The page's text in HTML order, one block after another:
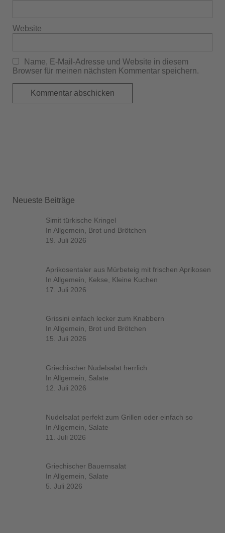
Website
Name, E-Mail-Adresse und Website in diesem
Browser für meinen nächsten Kommentar speichern.
Neueste Beiträge
Simit türkische Kringel
In Allgemein, Brot und Brötchen
19. Juli 2026
Aprikosentaler aus Mürbeteig mit frischen Aprikosen
In Allgemein, Kekse, Kleine Kuchen
17. Juli 2026
Grissini einfach lecker zum Knabbern
In Allgemein, Brot und Brötchen
15. Juli 2026
Griechischer Nudelsalat herrlich
In Allgemein, Salate
12. Juli 2026
Nudelsalat perfekt zum Grillen oder einfach so
In Allgemein, Salate
11. Juli 2026
Griechischer Bauernsalat
In Allgemein, Salate
5. Juli 2026